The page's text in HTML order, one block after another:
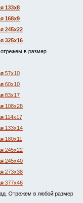
133х8
168х9
245х22
325х16
в размер.
57х10
60х10
83х17
108х28
114х17
133х14
180х11
245х22
245х40
273х38
377х46
Отрежем в любой размер